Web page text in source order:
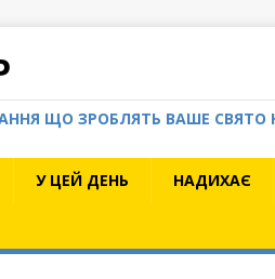
ЩО ЗРОБЛЯТЬ ВАШЕ СВЯТО
У ЦЕЙ ДЕНЬ НАДИХАЄ